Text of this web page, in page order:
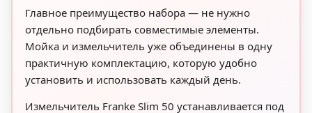
Главное преимущество набора — не нужно
отдельно подбирать совместимые элементы.
Мойка и измельчитель уже объединены в одну
практичную комплектацию, которую удобно
установить и использовать каждый день.
Измельчитель Franke Slim 50 устанавливается под